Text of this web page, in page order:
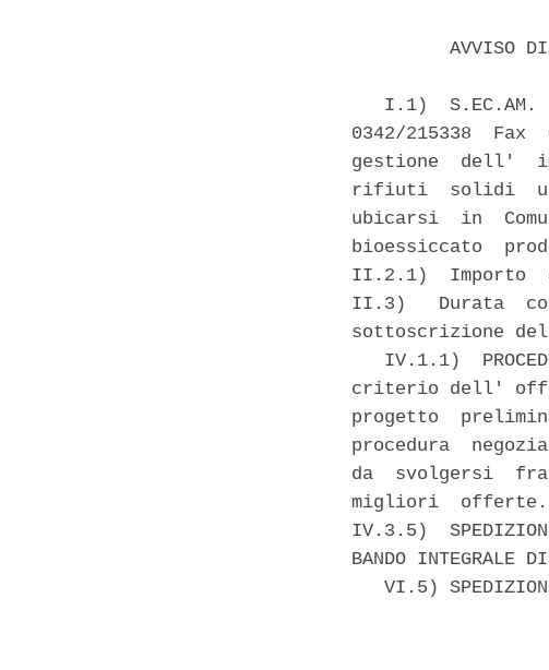
AVVISO
I.1)  S.EC.AM.
0342/215338
gestione  dell'
rifiuti  solidi
ubicarsi  in
bioessiccato
II.2.1)  Importo
II.3)   Durata
sottoscrizione
IV.1.1)
criterio dell'
progetto
procedura
da  svolgersi
migliori  offerte.
IV.3.5)
BANDO INTEGRALE
VI.5)